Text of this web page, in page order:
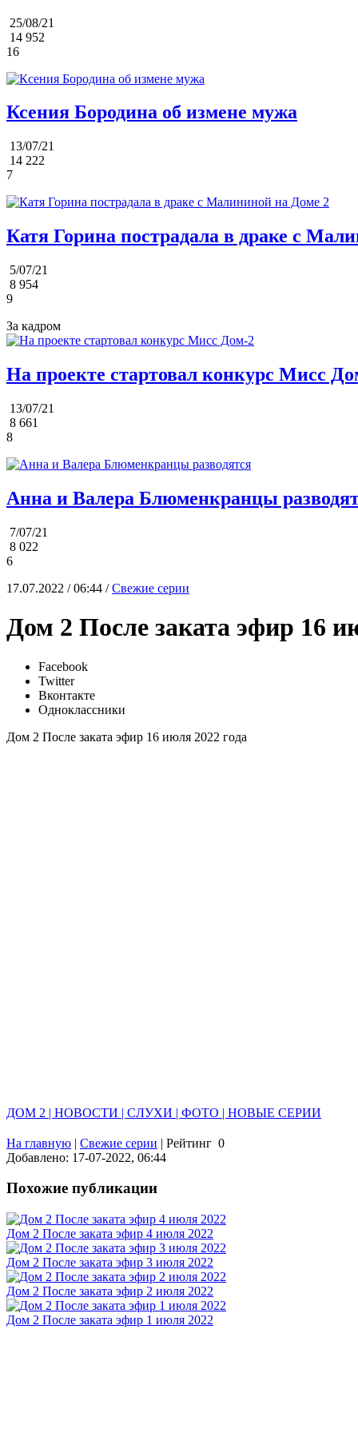
25/08/21
14 952
16
Ксения Бородина об измене мужа
13/07/21
14 222
7
Катя Горина пострадала в драке с
5/07/21
8 954
9
За кадром
На проекте стартовал конкурс Мисс
13/07/21
8 661
8
Анна и Валера Блюменкранцы
7/07/21
8 022
6
17.07.2022 / 06:44 /Свежие серии
Дом 2 После заката эфир 16
Facebook
Twitter
Вконтакте
Одноклассники
Дом 2 После заката эфир 16 июля 2022 года
ДОМ 2 | НОВОСТИ | СЛУХИ | ФОТО | НОВЫЕ СЕРИИ
На главную | Свежие серии | Рейтинг 0
Добавлено: 17-07-2022, 06:44
Похожие публикации
Дом 2 После заката эфир 4 июля 2022
Дом 2 После заката эфир 3 июля 2022
Дом 2 После заката эфир 2 июля 2022
Дом 2 После заката эфир 1 июля 2022